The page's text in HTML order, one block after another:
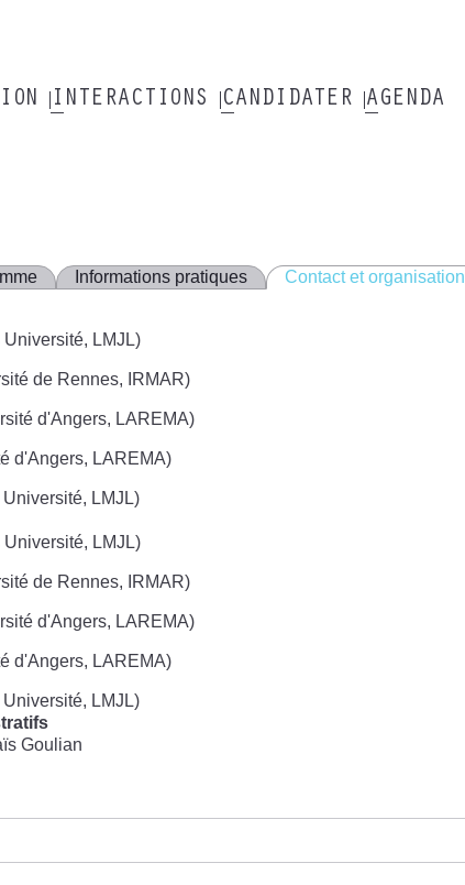
INTERACTIONS CANDIDATER AGENDA
Informations pratiques Contact et organisation
LMJL)
de Rennes, IRMAR)
d'Angers, LAREMA)
d'Angers, LAREMA)
LMJL)
LMJL)
de Rennes, IRMAR)
d'Angers, LAREMA)
d'Angers, LAREMA)
LMJL)
Goulian